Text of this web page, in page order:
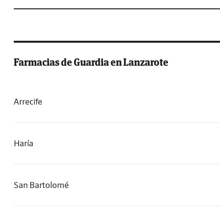
Farmacias de Guardia en Lanzarote
Arrecife
Haría
San Bartolomé